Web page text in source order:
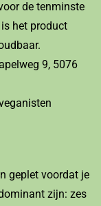
de tenminste
het product
9, 5076
geplet voordat je
zijn: zes